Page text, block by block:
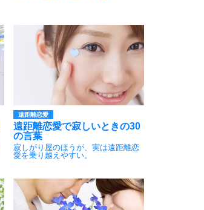
遠距離恋愛
遠距離恋愛で寂しいときの30
の言葉
寂しがり屋のほうが、実は遠距離恋
愛を乗り越えやすい。